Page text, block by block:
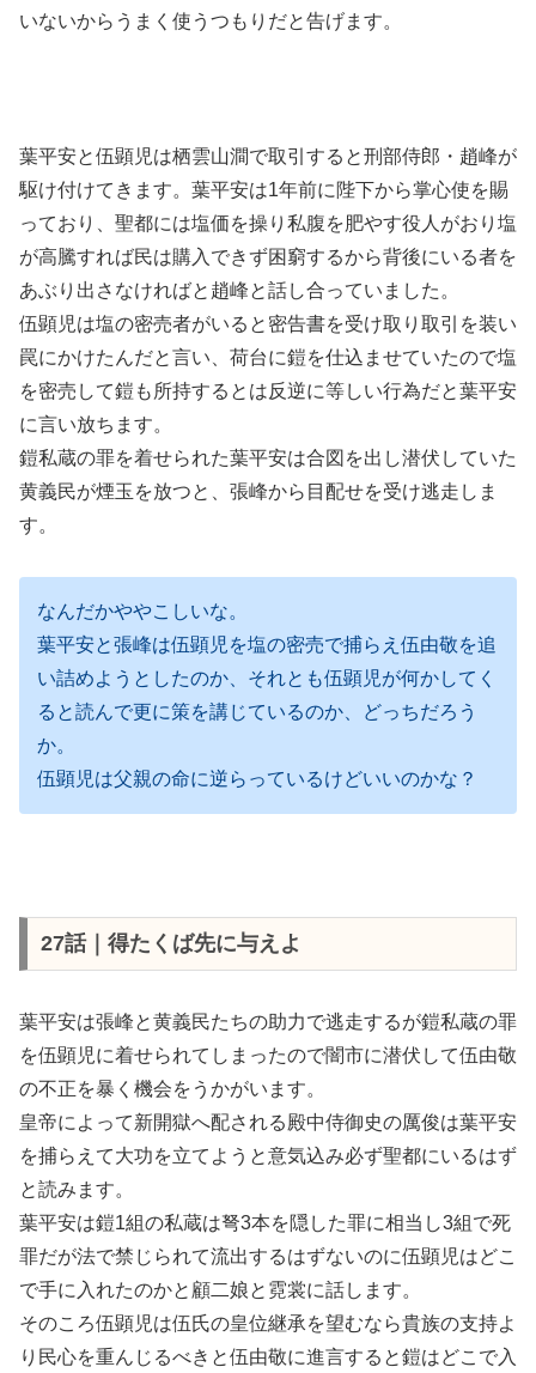
いないからうまく使うつもりだと告げます。
葉平安と伍顕児は栖雲山澗で取引すると刑部侍郎・趙峰が
駆け付けてきます。葉平安は1年前に陛下から掌心使を賜
っており、聖都には塩価を操り私腹を肥やす役人がおり塩
が高騰すれば民は購入できず困窮するから背後にいる者を
あぶり出さなければと趙峰と話し合っていました。
伍顕児は塩の密売者がいると密告書を受け取り取引を装い
罠にかけたんだと言い、荷台に鎧を仕込ませていたので塩
を密売して鎧も所持するとは反逆に等しい行為だと葉平安
に言い放ちます。
鎧私蔵の罪を着せられた葉平安は合図を出し潜伏していた
黄義民が煙玉を放つと、張峰から目配せを受け逃走しま
す。
なんだかややこしいな。
葉平安と張峰は伍顕児を塩の密売で捕らえ伍由敬を追
い詰めようとしたのか、それとも伍顕児が何かしてく
ると読んで更に策を講じているのか、どっちだろう
か。
伍顕児は父親の命に逆らっているけどいいのかな？
27話｜得たくば先に与えよ
葉平安は張峰と黄義民たちの助力で逃走するが鎧私蔵の罪
を伍顕児に着せられてしまったので闇市に潜伏して伍由敬
の不正を暴く機会をうかがいます。
皇帝によって新開獄へ配される殿中侍御史の厲俊は葉平安
を捕らえて大功を立てようと意気込み必ず聖都にいるはず
と読みます。
葉平安は鎧1組の私蔵は弩3本を隠した罪に相当し3組で死
罪だが法で禁じられて流出するはずないのに伍顕児はどこ
で手に入れたのかと顧二娘と霓裳に話します。
そのころ伍顕児は伍氏の皇位継承を望むなら貴族の支持よ
り民心を重んじるべきと伍由敬に進言すると鎧はどこで入